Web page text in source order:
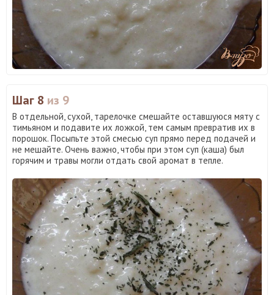
Шаг 8 из 9
В отдельной, сухой, тарелочке смешайте оставшуюся мяту с
тимьяном и подавите их ложкой, тем самым превратив их в
порошок. Посыпьте этой смесью суп прямо перед подачей и
не мешайте. Очень важно, чтобы при этом суп (каша) был
горячим и травы могли отдать свой аромат в тепле.